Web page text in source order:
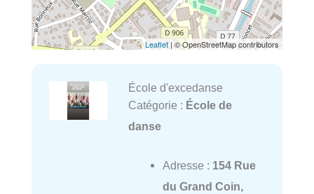
Leaflet | © OpenStreetMap contributors
École d'excedanse
Catégorie : École de
danse
Adresse : 154 Rue
du Grand Coin,